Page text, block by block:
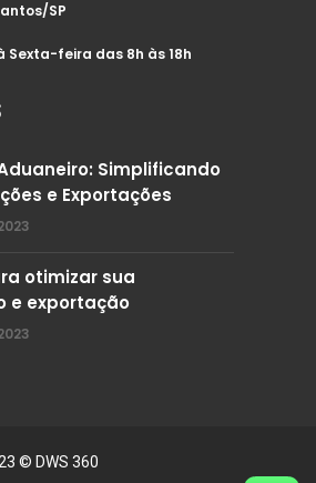
SP
Sexta-feira das 8h às 18h
Simplificando
e Exportações
otimizar sua
e exportação
© DWS 360